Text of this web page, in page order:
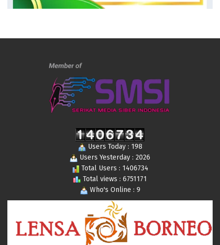
Users Today : 198
Users Yesterday : 2026
Total Users : 1406734
Total views : 6751171
Who's Online : 9